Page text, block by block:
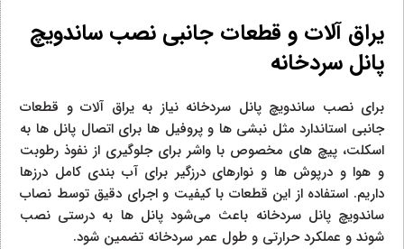
یراق آلات و قطعات جانبی نصب ساندویچ
پانل سردخانه
برای نصب ساندویچ پانل سردخانه نیاز به یراق‌ آلات و قطعات
جانبی استاندارد مثل نبشی‌ ها و پروفیل‌ ها برای اتصال پانل‌ ها به
اسکلت، پیچ‌ های مخصوص با واشر برای جلوگیری از نفوذ رطوبت
و هوا و درپوش‌ ها و نوارهای درزگیر برای آب‌ بندی کامل درزها
داریم. استفاده از این قطعات با کیفیت و اجرای دقیق توسط نصاب
ساندویچ پانل سردخانه باعث می‌شود پانل‌ ها به‌ درستی نصب
شوند و عملکرد حرارتی و طول عمر سردخانه تضمین شود.